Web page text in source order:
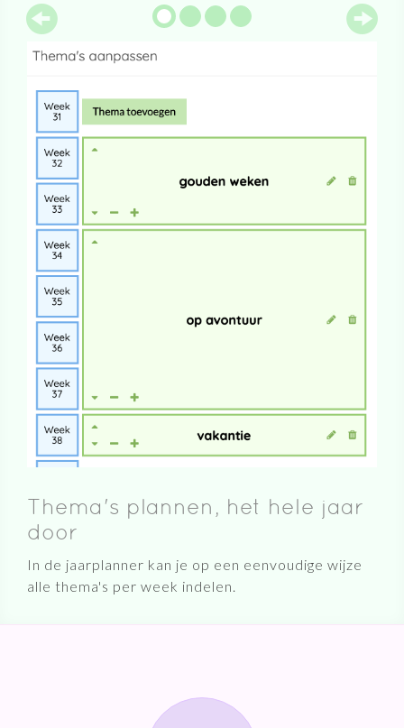
Thema's plannen, het hele jaar
door
In de jaarplanner kan je op een eenvoudige wijze
alle thema's per week indelen.